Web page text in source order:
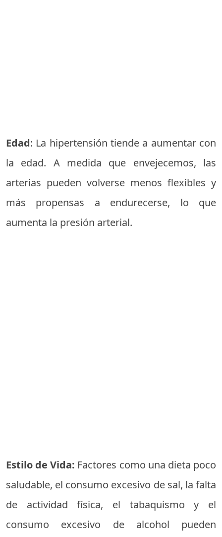
Edad: La hipertensión tiende a aumentar con
la edad. A medida que envejecemos, las
arterias pueden volverse menos flexibles y
más propensas a endurecerse, lo que
aumenta la presión arterial.
Estilo de Vida: Factores como una dieta poco
saludable, el consumo excesivo de sal, la falta
de actividad física, el tabaquismo y el
consumo excesivo de alcohol pueden